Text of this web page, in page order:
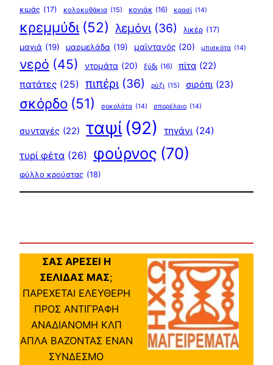
κιμάς (17) κολοκυθάκια (15) κονιάκ (16) κρασί (14)
κρεμμύδι (52) λεμόνι (36) λικέρ (17)
μαγιά (19) μαρμελάδα (19) μαϊντανός (20) μπισκότα (14)
νερό (45) ντομάτα (20) ξύδι (16) πίτα (22)
πατάτες (25) πιπέρι (36) ρύζι (15) σιρόπι (23)
σκόρδο (51) σοκολάτα (14) σπορέλαιο (14)
συνταγές (22) ταψί (92) τηγάνι (24)
τυρί φέτα (26) φούρνος (70)
φύλλο κρούστας (18)
ΣΑΣ ΑΡΕΣΕΙ Η
ΣΕΛΙΔΑΣ ΜΑΣ;
ΠΑΡΕΧΕΤΑΙ ΕΛΕΥΘΕΡΗ
ΠΡΟΣ ΑΝΤΙΓΡΑΦΗ
ΑΝΑΔΙΑΝΟΜΗ ΚΛΠ
ΑΠΛΑ ΒΑΖΟΝΤΑΣ ΕΝΑΝ
ΣΥΝΔΕΣΜΟ